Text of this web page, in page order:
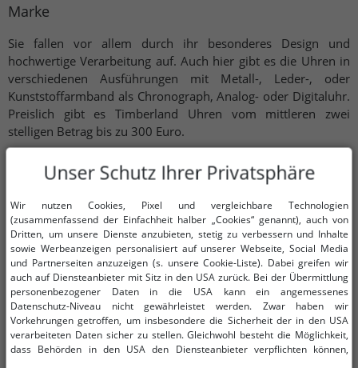
Marke
Sie fallen vor allem durch ihr besonderes Design und
hochwertige Verarbeitung auf. Auch hier gibt es die Uhren in
verschiedenen Ausführungen mit Metall-, Leder-, oder
Kunststoffarmband als Chronograph, Analog- oder Digitaluhr.
Preislich gibt es Timberland Uhren vom mittleren zwei
stelligen Betrag bis zu 300 Euro.
POLICE Herrenuhren – Innovativ & Selbstbewusst
POLICE Uhren fallen sehr schnell auf, da sie durch ihre Form
oder das Design fast einzigartig wirken. Sie haben ein großes
Ziffernblatt in verschiedenen Formen und Farben, was durch
ein edles Armband ergänzt wird. Uhren von POLICE gibt es
schon im niedrigen Preisbereich.
Unser Schutz Ihrer Privatsphäre
Wir nutzen Cookies, Pixel und vergleichbare Technologien
(zusammenfassend der Einfachheit halber „Cookies“ genannt), auch von
Dritten, um unsere Dienste anzubieten, stetig zu verbessern und Inhalte
sowie Werbeanzeigen personalisiert auf unserer Webseite, Social Media
und Partnerseiten anzuzeigen (s. unsere Cookie-Liste). Dabei greifen wir
auch auf Diensteanbieter mit Sitz in den USA zurück. Bei der Übermittlung
personenbezogener Daten in die USA kann ein angemessenes
Datenschutz-Niveau nicht gewährleistet werden. Zwar haben wir
Vorkehrungen getroffen, um insbesondere die Sicherheit der in den USA
verarbeiteten Daten sicher zu stellen. Gleichwohl besteht die Möglichkeit,
dass Behörden in den USA den Diensteanbieter verpflichten können,